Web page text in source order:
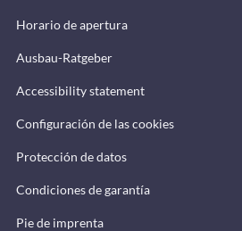
Horario de apertura
Ausbau-Ratgeber
Accessibility statement
Configuración de las cookies
Protección de datos
Condiciones de garantía
Pie de imprenta